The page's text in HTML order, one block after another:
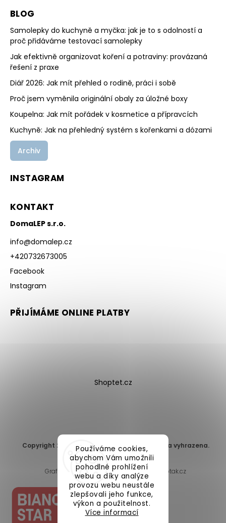
Používáme cookies,
abychom Vám umožnili
pohodlné prohlížení
webu a díky analýze
provozu webu neustále
zlepšovali jeho funkce,
výkon a použitelnost.
Více informací
BLOG
Samolepky do kuchyně a myčka: jak je to s odolností a
proč přidáváme testovací samolepky
Jak efektivně organizovat koření a potraviny: provázaná
řešení z praxe
Diář 2026: Jak mít přehled o rodině, práci i sobě
Proč jsem vyměnila originální obaly za úložné boxy
Koupelna: Jak mít pořádek v kosmetice a přípravcích
Kuchyně: Jak na přehledný systém s kořenkami a dózami
Archiv
INSTAGRAM
KONTAKT
DomaLEP s.r.o.
info@domalep.cz
+420732673005
Facebook
Instagram
PŘIJÍMÁME ONLINE PLATBY
Shoptet.cz
Copyright 2026 DomaLEP s.r.o. . Všechna práva vyhrazena.
Upravit nastavení cookies
Grafický návrh vytvořil a nakódoval
Shoptak.cz